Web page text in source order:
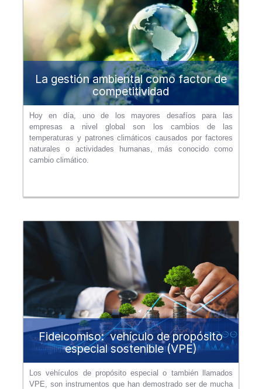
La gestión ambiental como factor de
competitividad
Hoy en día, uno de los mayores desafíos para las
empresas a nivel global son los cambios de las
temperaturas y patrones climáticos causados por factores
naturales o actividades humanas, más conocido como
cambio climático.
Fideicomiso: vehículo de propósito
especial sostenible (VPE)
Los vehículos de propósito especial o también llamados
VPE, son instrumentos que han demostrado ser de mucha